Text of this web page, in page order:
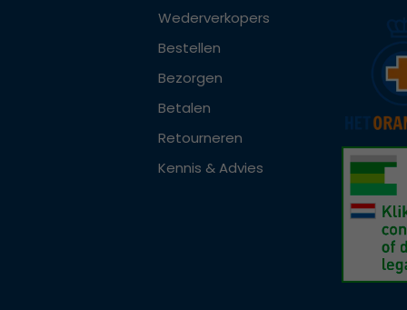
Wederverkopers
Bestellen
Bezorgen
Betalen
Retourneren
Kennis & Advies